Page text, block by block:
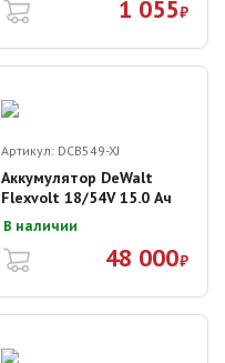
1 055₽
Артикул: DCB549-XJ
Аккумулятор DeWalt
Flexvolt 18/54V 15.0 Ач
В наличии
48 000₽